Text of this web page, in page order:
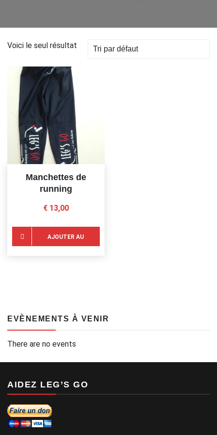
Voici le seul résultat
Manchettes de
running
€13,00
AJOUTER AU
EVÈNEMENTS À VENIR
There are no events
AIDEZ LEG’S GO